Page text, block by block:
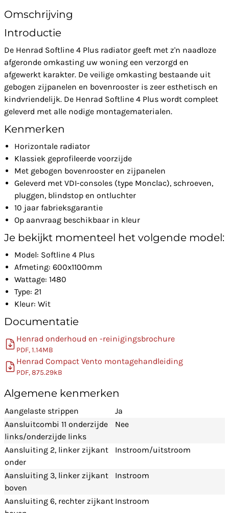
Omschrijving
Introductie
De Henrad Softline 4 Plus radiator geeft met z'n naadloze
afgeronde omkasting uw woning een verzorgd en
afgewerkt karakter. De veilige omkasting bestaande uit
gebogen zijpanelen en bovenrooster is zeer esthetisch en
kindvriendelijk. De Henrad Softline 4 Plus wordt compleet
geleverd met alle nodige montagematerialen.
Kenmerken
Horizontale radiator
Klassiek geprofileerde voorzijde
Met gebogen bovenrooster en zijpanelen
Geleverd met VDI-consoles (type Monclac), schroeven,
pluggen, blindstop en ontluchter
10 jaar fabrieksgarantie
Op aanvraag beschikbaar in kleur
Je bekijkt momenteel het volgende model:
Model: Softline 4 Plus
Afmeting: 600x1100mm
Wattage: 1480
Type: 21
Kleur: Wit
Documentatie
Henrad onderhoud en -reinigingsbrochure
PDF, 1.14MB
Henrad Compact Vento montagehandleiding
PDF, 875.29kB
Algemene kenmerken
Aangelaste strippen
Ja
Aansluitcombi 11 onderzijde
links/onderzijde links
Nee
Aansluiting 2, linker zijkant
onder
Instroom/uitstroom
Aansluiting 3, linker zijkant
boven
Instroom
Aansluiting 6, rechter zijkant Instroom